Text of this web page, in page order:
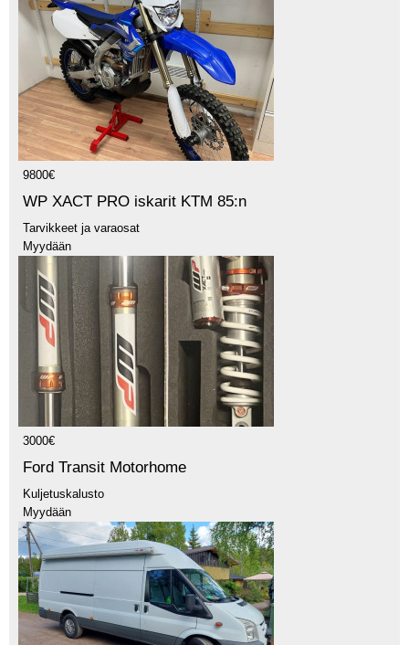
9800€
WP XACT PRO iskarit KTM 85:n
Tarvikkeet ja varaosat
Myydään
3000€
Ford Transit Motorhome
Kuljetuskalusto
Myydään